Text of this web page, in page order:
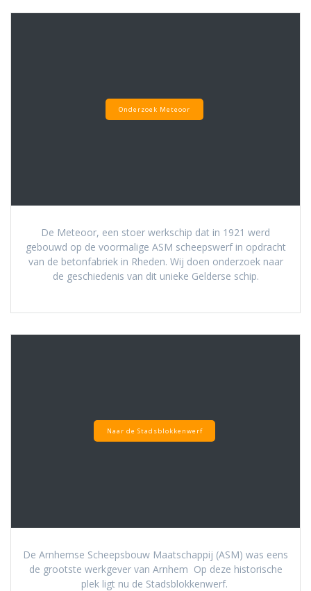
Onderzoek Meteoor
De Meteoor, een stoer werkschip dat in 1921 werd
gebouwd op de voormalige ASM scheepswerf in opdracht
van de betonfabriek in Rheden. Wij doen onderzoek naar
de geschiedenis van dit unieke Gelderse schip.
Naar de Stadsblokkenwerf
De Arnhemse Scheepsbouw Maatschappij (ASM) was eens
de grootste werkgever van Arnhem Op deze historische
plek ligt nu de Stadsblokkenwerf.